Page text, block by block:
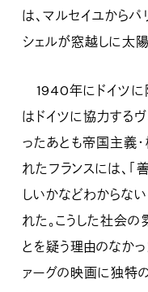
は、マルセイユから
シェルが窓越しに太
1940年にドイツに
はドイツに協力するヴ
ったあとも帝国主義
れたフランスには、
しいかなどわからな
れた。こうした社会
とを疑う理由のなか
ァーグの映画に独特